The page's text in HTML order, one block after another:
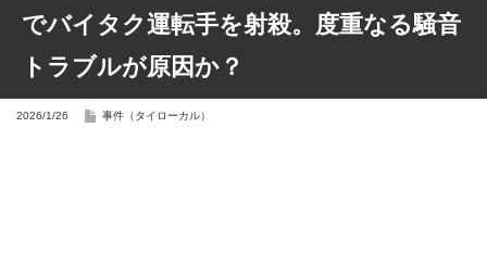
でバイタク運転手を射殺。度重なる騒音
トラブルが原因か？
2026/1/26 事件（タイローカル）